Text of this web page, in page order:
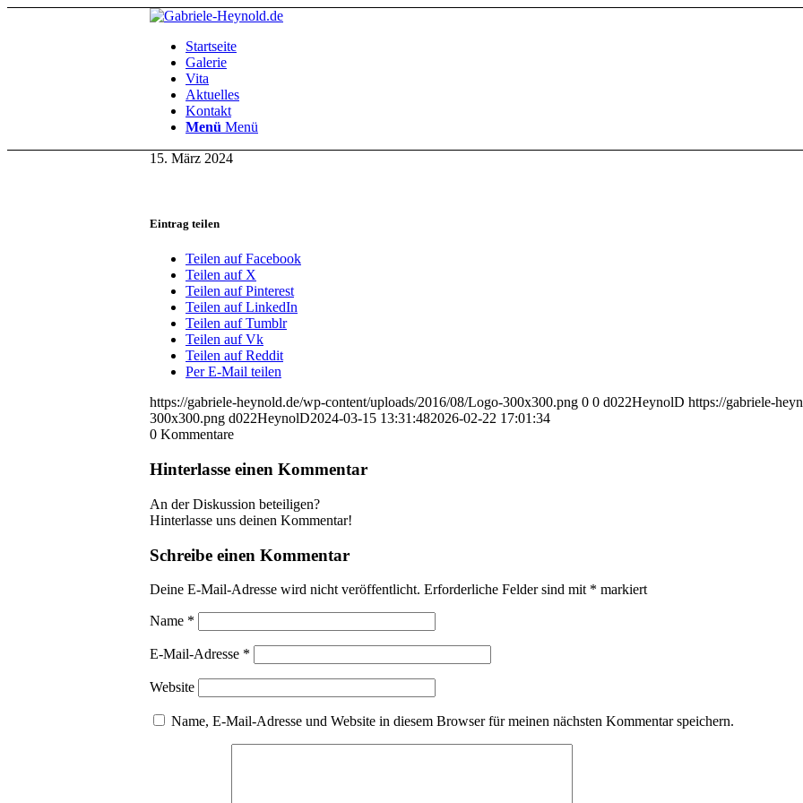
Startseite
Galerie
Vita
Aktuelles
Kontakt
Menü Menü
15. März 2024
Eintrag teilen
Teilen auf Facebook
Teilen auf X
Teilen auf Pinterest
Teilen auf LinkedIn
Teilen auf Tumblr
Teilen auf Vk
Teilen auf Reddit
Per E-Mail teilen
https://gabriele-heynold.de/wp-content/uploads/2016/08/Logo-300x300.png 0 0 d022HeynolD https://gabriele-
300x300.png d022HeynolD2024-03-15 13:31:482026-02-22 17:01:34
0 Kommentare
Hinterlasse einen Kommentar
An der Diskussion beteiligen?
Hinterlasse uns deinen Kommentar!
Schreibe einen Kommentar
Deine E-Mail-Adresse wird nicht veröffentlicht. Erforderliche Felder sind mit * markiert
Name *
E-Mail-Adresse *
Website
Name, E-Mail-Adresse und Website in diesem Browser für meinen nächsten Kommentar speichern.